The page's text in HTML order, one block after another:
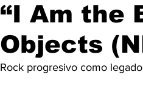
“I Am the
Objects
Rock progresivo como